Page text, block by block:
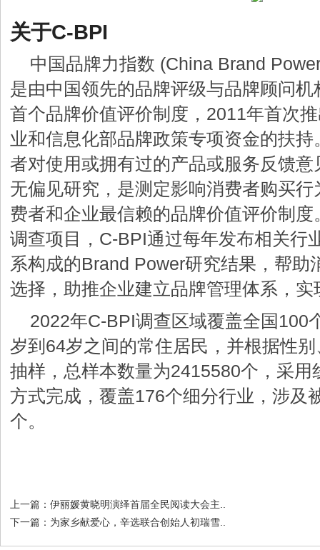
关于C-BPI
中国品牌力指数 (China Brand
是由中国领先的品牌评级与品牌顾问
首个品牌价值评价制度，2011年首次
业和信息化部品牌政策专项资金的扶
者对使用或拥有过的产品或服务反馈
无偏见研究，是测定影响消费者购买
费者和企业最信赖的品牌价值评价制
调查项目，C-BPI通过每年发布相关行
系构成的Brand Power研究结果，帮助
选择，助推企业建立品牌管理体系，实
2022年C-BPI调查区域覆盖全国100
岁到64岁之间的常住居民，并根据性
抽样，总样本数量为2415580个，采用
方式完成，覆盖176个细分行业，涉及
个。
上一篇： 伊丽媛黄晓明演绎首届全民阅读大会主..
下一篇： 为家乡献爱心，辛选联合创始人初瑞雪..